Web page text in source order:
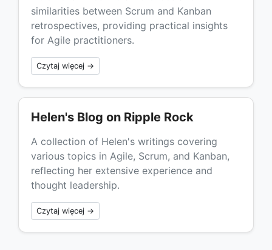
similarities between Scrum and Kanban
retrospectives, providing practical insights
for Agile practitioners.
Czytaj więcej →
Helen's Blog on Ripple Rock
A collection of Helen's writings covering
various topics in Agile, Scrum, and Kanban,
reflecting her extensive experience and
thought leadership.
Czytaj więcej →